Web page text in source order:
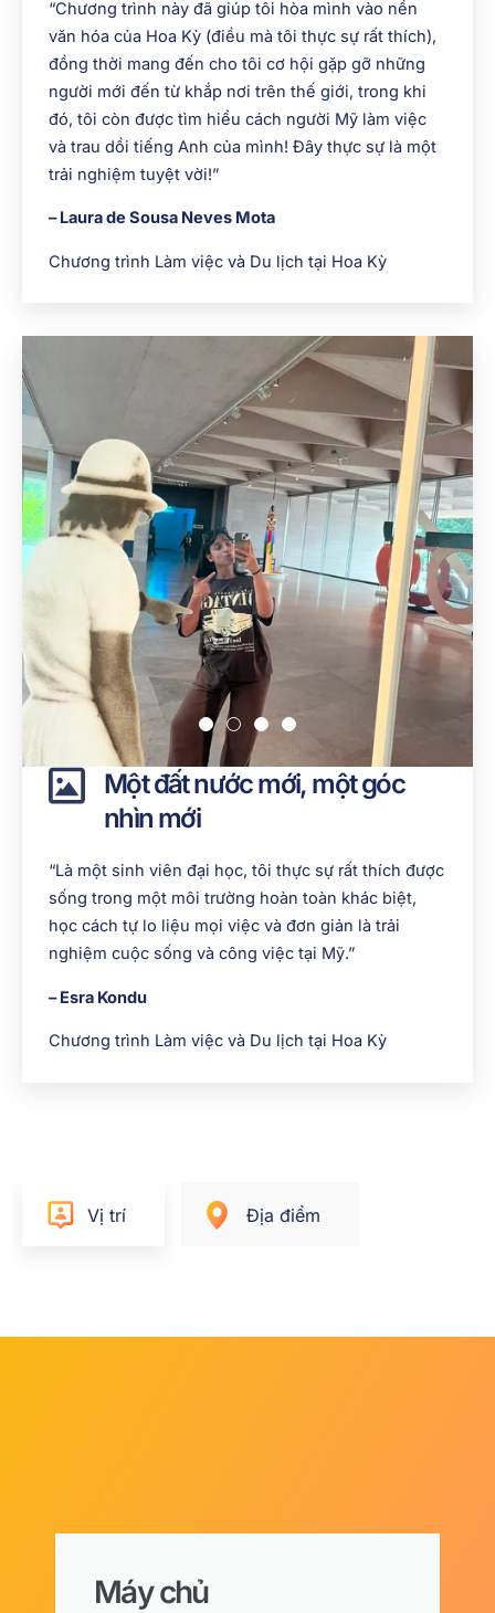
“Chương trình này đã giúp tôi hòa mình vào nền
văn hóa của Hoa Kỳ (điều mà tôi thực sự rất thích),
đồng thời mang đến cho tôi cơ hội gặp gỡ những
người mới đến từ khắp nơi trên thế giới, trong khi
đó, tôi còn được tìm hiểu cách người Mỹ làm việc
và trau dồi tiếng Anh của mình! Đây thực sự là một
trải nghiệm tuyệt vời!”
– Laura de Sousa Neves Mota
Chương trình Làm việc và Du lịch tại Hoa Kỳ
Một đất nước mới, một góc
nhìn mới
“Là một sinh viên đại học, tôi thực sự rất thích được
sống trong một môi trường hoàn toàn khác biệt,
học cách tự lo liệu mọi việc và đơn giản là trải
nghiệm cuộc sống và công việc tại Mỹ.”
– Esra Kondu
Chương trình Làm việc và Du lịch tại Hoa Kỳ
Vị trí Địa điểm
Máy chủ